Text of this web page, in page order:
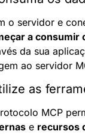
a consumir
da sua
ao servidor
as
MCP
e recursos